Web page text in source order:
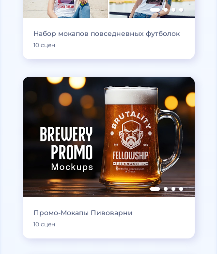
Набор мокапов повседневных футболок
10 сцен
Промо-Мокапы Пивоварни
10 сцен